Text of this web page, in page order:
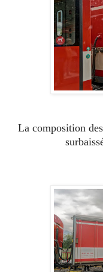
La composition